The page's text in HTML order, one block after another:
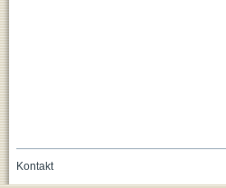
Kontakt